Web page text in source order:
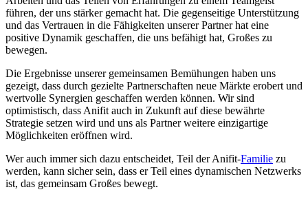
führen, der⁤ uns stärker gemacht hat. Die ‍gegenseitige Unterstützung
und das Vertrauen in die Fähigkeiten unserer Partner hat eine
positive Dynamik geschaffen, die uns befähigt hat, Großes zu
bewegen.
Die Ergebnisse unserer ⁣gemeinsamen Bemühungen haben‍ uns
gezeigt, dass ‍durch gezielte Partnerschaften neue Märkte ⁢erobert und
‍wertvolle Synergien geschaffen werden können. Wir sind
⁤optimistisch, ⁢dass ‍Anifit auch‍ in Zukunft‍ auf diese bewährte
Strategie setzen wird und uns als Partner weitere einzigartige
Möglichkeiten eröffnen wird.
Wer ⁢auch immer sich dazu entscheidet, ⁣Teil der ‍Anifit-Familie zu‍
werden, kann sicher sein,‍ dass er Teil eines dynamischen Netzwerks
ist, das gemeinsam Großes bewegt.